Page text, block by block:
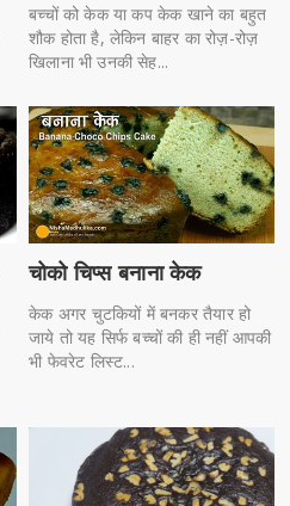
बच्चों को केक या कप केक खाने का बहुत
शौक होता है, लेकिन बाहर का रोज़-रोज़
खिलाना भी उनकी सेह...
चोको चिप्स बनाना केक
केक अगर चुटकियों में बनकर तैयार हो
जाये तो यह सिर्फ बच्चों की ही नहीं आपकी
भी फेवरेट लिस्ट...